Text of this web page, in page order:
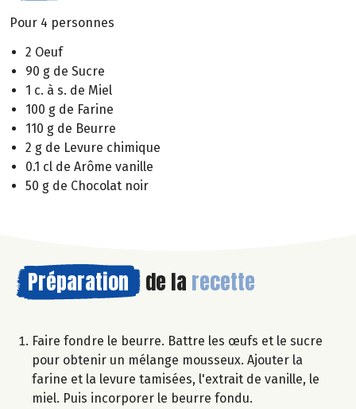
Pour 4 personnes
2 Oeuf
90 g de Sucre
1 c. à s. de Miel
100 g de Farine
110 g de Beurre
2 g de Levure chimique
0.1 cl de Arôme vanille
50 g de Chocolat noir
Préparation de la recette
Faire fondre le beurre. Battre les œufs et le sucre
pour obtenir un mélange mousseux. Ajouter la
farine et la levure tamisées, l'extrait de vanille, le
miel. Puis incorporer le beurre fondu.